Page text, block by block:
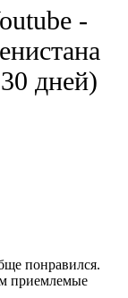
-
дней)
понравился.
приемлемые